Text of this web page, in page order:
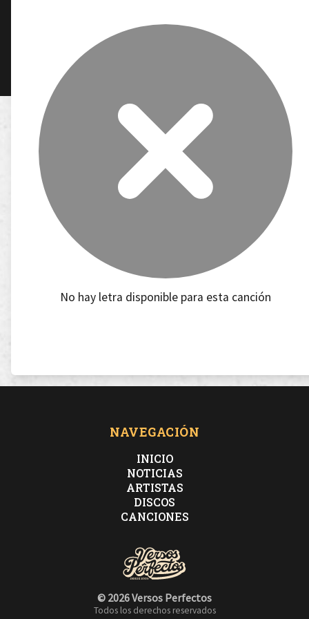
No hay letra disponible para esta canción
NAVEGACIÓN
INICIO
NOTICIAS
ARTISTAS
DISCOS
CANCIONES
© 2026 Versos Perfectos
Todos los derechos reservados